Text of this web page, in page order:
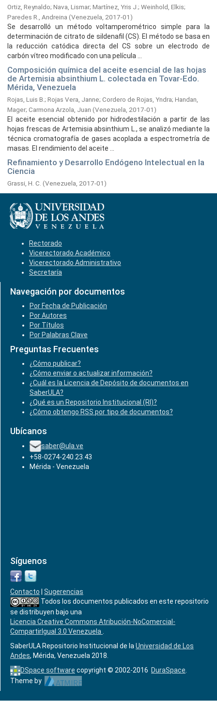
Ortiz, Reynaldo; Nava, Lismar; Martínez, Yris J. ; Weinhold, Elkis;
Paredes R., Andreina (Venezuela, 2017-01)
Se desarrolló un método voltamperométrico simple para la
determinación de citrato de sildenafil (CS). El método se basa en
la reducción catódica directa del CS sobre un electrodo de
carbón vítreo modificado con una película ...
Composición química del aceite esencial de las hojas
de Artemisia absinthium L. colectada en Tovar-Edo.
Mérida, Venezuela
Rojas, Luis B. ; Rojas Vera, Janne; Cordero de Rojas, Yndra; Handan,
Mager; Carmona Arzola, Juan (Venezuela, 2017-01)
El aceite esencial obtenido por hidrodestilación a partir de las
hojas frescas de Artemisia absinthium L., se analizó mediante la
técnica cromatografía de gases acoplada a espectrometría de
masas. El rendimiento del aceite ...
Refinamiento y Desarrollo Endógeno Intelectual en la
Ciencia
Grassi, H. C. (Venezuela, 2017-01)
Rectorado
Vicerectorado Académico
Vicerectorado Administrativo
Secretaría
Navegación por documentos
Por Fecha de Publicación
Por Autores
Por Títulos
Por Palabras Clave
Preguntas Frecuentes
¿Cómo publicar?
¿Cómo enviar o actualizar información?
¿Cuál es la Licencia de Depósito de documentos en
SaberULA?
¿Qué es un Repositorio Institucional (RI)?
¿Cómo obtengo RSS por tipo de documentos?
Ubícanos
saber@ula.ve
+58-0274-240.23.43
Mérida - Venezuela
Síguenos
Contacto
Sugerencias
Todos los documentos publicados en este repositorio
se distribuyen bajo una
Licencia Creative Commons Atribución-NoComercial-
CompartirIgual 3.0 Venezuela
SaberULA Repositorio Institucional de la Universidad de Los
Andes, Mérida, Venezuela 2018.
DSpace software copyright © 2002-2016 DuraSpace
Theme by